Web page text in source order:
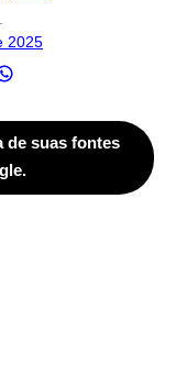
on
2025
de suas fontes